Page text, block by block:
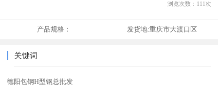
浏览次数： 111次
产品规格： 发货地:重庆市大渡口区
关键词
德阳包钢H型钢总批发